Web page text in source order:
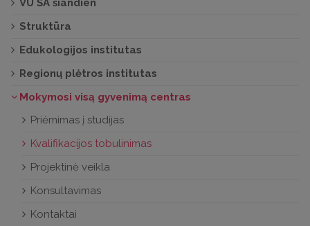
Struktūra
Edukologijos institutas
Regionų plėtros institutas
Mokymosi visą gyvenimą centras
Priėmimas į studijas
Kvalifikacijos tobulinimas
Projektinė veikla
Konsultavimas
Kontaktai